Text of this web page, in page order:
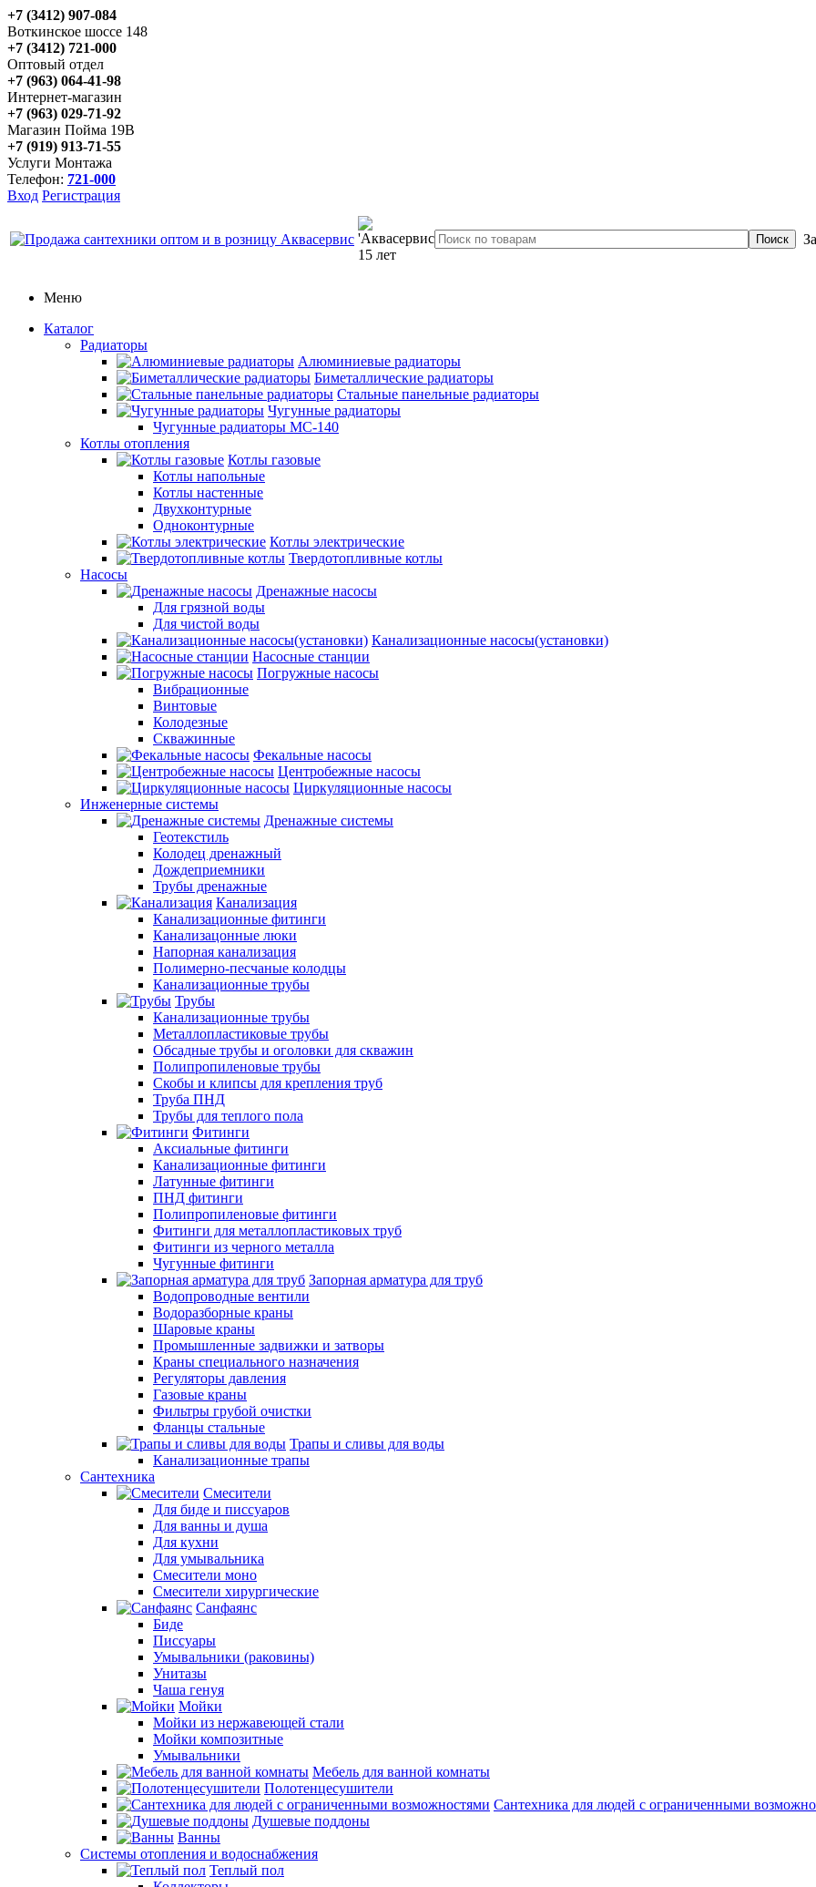
+7 (3412) 907-084
Воткинское шоссе 148
+7 (3412) 721-000
Оптовый отдел
+7 (963) 064-41-98
Интернет-магазин
+7 (963) 029-71-92
Магазин Пойма 19В
+7 (919) 913-71-55
Услуги Монтажа
Телефон: 721-000
Вход Регистрация
Меню
Каталог
Радиаторы
Алюминиевые радиаторы
Биметаллические радиаторы
Стальные панельные радиаторы
Чугунные радиаторы
Чугунные радиаторы МС-140
Котлы отопления
Котлы газовые
Котлы напольные
Котлы настенные
Двухконтурные
Одноконтурные
Котлы электрические
Твердотопливные котлы
Насосы
Дренажные насосы
Для грязной воды
Для чистой воды
Канализационные насосы(установки)
Насосные станции
Погружные насосы
Вибрационные
Винтовые
Колодезные
Скважинные
Фекальные насосы
Центробежные насосы
Циркуляционные насосы
Инженерные системы
Дренажные системы
Геотекстиль
Колодец дренажный
Дождеприемники
Трубы дренажные
Канализация
Канализационные фитинги
Канализацонные люки
Напорная канализация
Полимерно-песчаные колодцы
Канализационные трубы
Трубы
Канализационные трубы
Металлопластиковые трубы
Обсадные трубы и оголовки для скважин
Полипропиленовые трубы
Скобы и клипсы для крепления труб
Труба ПНД
Трубы для теплого пола
Фитинги
Аксиальные фитинги
Канализационные фитинги
Латунные фитинги
ПНД фитинги
Полипропиленовые фитинги
Фитинги для металлопластиковых труб
Фитинги из черного металла
Чугунные фитинги
Запорная арматура для труб
Водопроводные вентили
Водоразборные краны
Шаровые краны
Промышленные задвижки и затворы
Краны специального назначения
Регуляторы давления
Газовые краны
Фильтры грубой очистки
Фланцы стальные
Трапы и сливы для воды
Канализационные трапы
Сантехника
Смесители
Для биде и писсуаров
Для ванны и душа
Для кухни
Для умывальника
Смесители моно
Смесители хирургические
Санфаянс
Биде
Писсуары
Умывальники (раковины)
Унитазы
Чаша генуя
Мойки
Мойки из нержавеющей стали
Мойки композитные
Умывальники
Мебель для ванной комнаты
Полотенцесушители
Сантехника для людей с ограниченными
Душевые поддоны
Ванны
Системы отопления и водоснабжения
Теплый пол